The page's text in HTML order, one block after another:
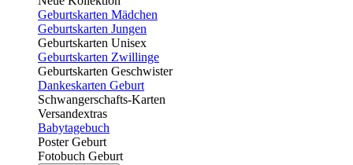
Geburtskarten Mädchen
Geburtskarten Jungen
Geburtskarten Unisex
Geburtskarten Zwillinge
Geburtskarten Geschwister
Dankeskarten Geburt
Schwangerschafts-Karten
Versandextras
Babytagebuch
Poster Geburt
Fotobuch Geburt